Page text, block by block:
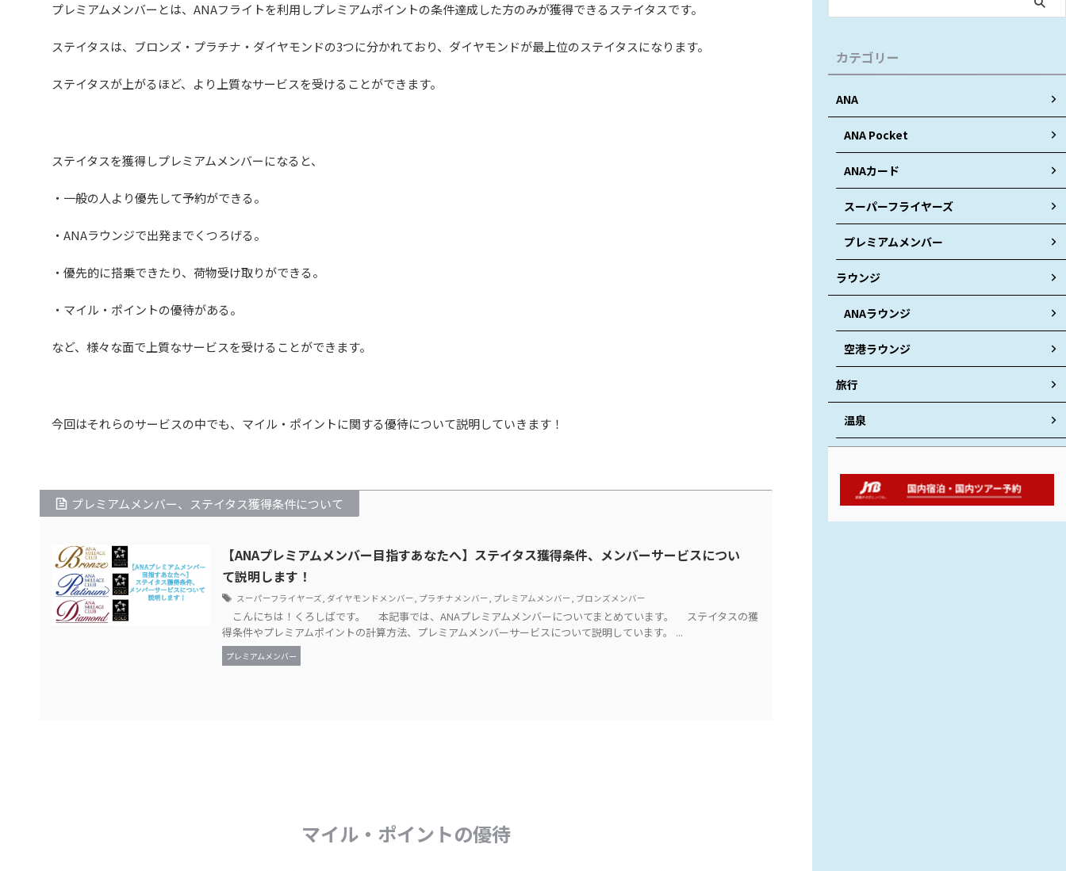
プレミアムメンバーとは、ANAフライトを利用しプレミアムポイントの条件達成した方のみが獲得できるステイタスです。
ステイタスは、ブロンズ・プラチナ・ダイヤモンドの3つに分かれており、ダイヤモンドが最上位のステイタスになります。
ステイタスが上がるほど、より上質なサービスを受けることができます。
ステイタスを獲得しプレミアムメンバーになると、
・一般の人より優先して予約ができる。
・ANAラウンジで出発までくつろげる。
・優先的に搭乗できたり、荷物受け取りができる。
・マイル・ポイントの優待がある。
など、様々な面で上質なサービスを受けることができます。
今回はそれらのサービスの中でも、マイル・ポイントに関する優待について説明していきます！
プレミアムメンバー、ステイタス獲得条件について
【ANAプレミアムメンバー目指すあなたへ】ステイタス獲得条件、メンバーサービスについ
て説明します！
スーパーフライヤーズ, ダイヤモンドメンバー, プラチナメンバー, プレミアムメンバー, ブロンズメンバー
こんにちは！くろしばです。 本記事では、ANAプレミアムメンバーについてまとめています。 ステイタスの獲
得条件やプレミアムポイントの計算方法、プレミアムメンバーサービスについて説明しています。 ...
プレミアムメンバー
マイル・ポイントの優待
カテゴリー
ANA
ANA Pocket
ANAカード
スーパーフライヤーズ
プレミアムメンバー
ラウンジ
ANAラウンジ
空港ラウンジ
旅行
温泉